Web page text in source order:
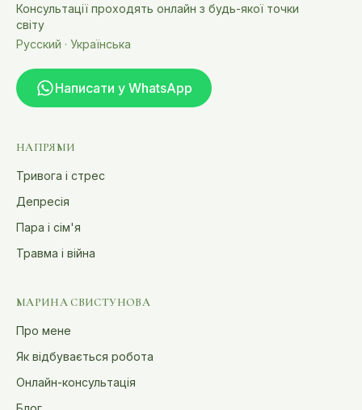
Консультації проходять онлайн з будь-якої точки
світу
Русский · Українська
Написати у WhatsApp
НАПРЯМИ
Тривога і стрес
Депресія
Пара і сім'я
Травма і війна
МАРИНА СВИСТУНОВА
Про мене
Як відбувається робота
Онлайн-консультація